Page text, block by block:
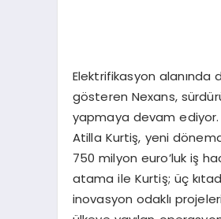
Elektrifikasyon alanında
gösteren Nexans,
yapmaya devam ediyor.
Atilla Kurtiş, yeni
750 milyon euro’luk iş
atama ile Kurtiş; üç
inovasyon odaklı